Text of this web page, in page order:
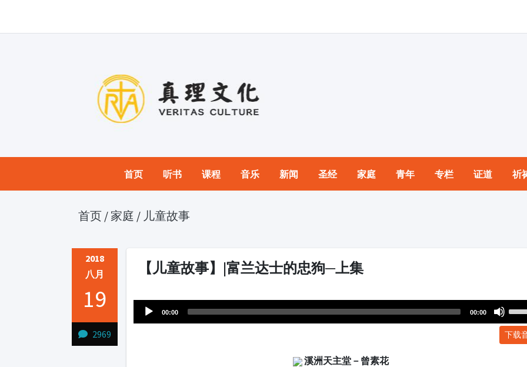
首页 听书 课程 音乐 新闻 圣经 家庭 青年 专栏 证道 祈
首页 / 家庭 / 儿童故事
2018
八月
19
2969
【儿童故事】|富兰达士的忠狗─上集
Player
00:00 00:00
下载
溪洲天主堂－曾素花